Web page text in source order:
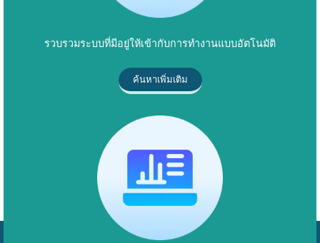
รวบรวมระบบที่มีอยู่ให้เข้ากับการทำงานแบบอัตโนมัติ
ค้นหาเพิ่มเติม